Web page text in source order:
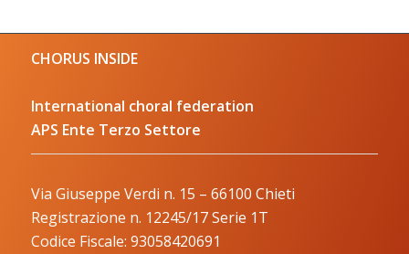
CHORUS INSIDE
International choral federation
APS Ente Terzo Settore
Via Giuseppe Verdi n. 15 – 66100 Chieti
Registrazione n. 12245/17 Serie 1T
Codice Fiscale: 93058420691